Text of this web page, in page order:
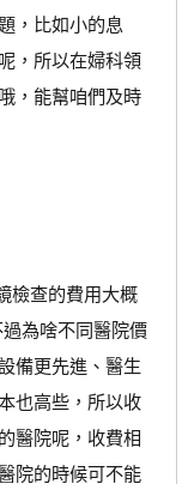
，比如小的息
，所以在婦科領
，能幫咱們及時
查的費用大概
為啥不同醫院價
備更先進、醫生
也高些，所以收
醫院呢，收費相
院的時候可不能